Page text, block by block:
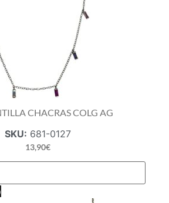
CHACRAS COLG AG
SKU: 681-0127
13,90€